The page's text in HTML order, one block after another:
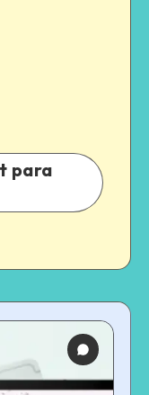
para